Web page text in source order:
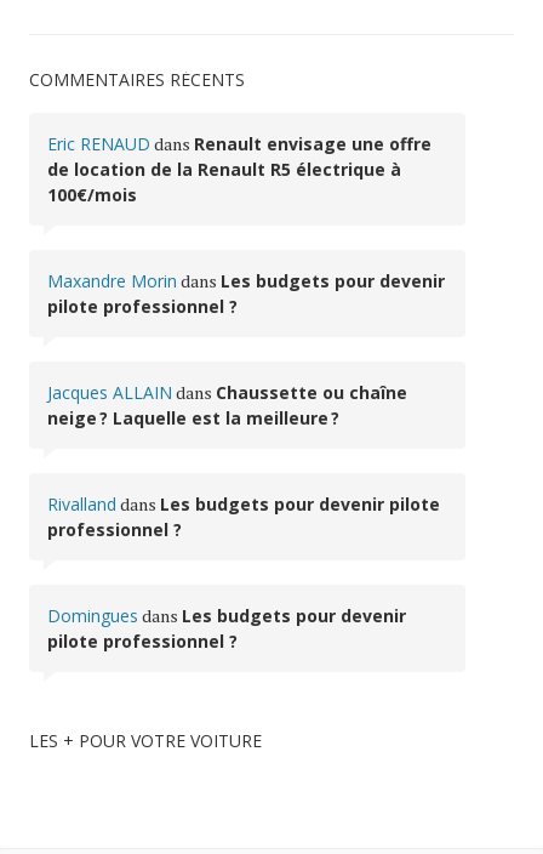
COMMENTAIRES RÉCENTS
Eric RENAUD dans Renault envisage une offre
de location de la Renault R5 électrique à
100€/mois
Maxandre Morin dans Les budgets pour devenir
pilote professionnel ?
Jacques ALLAIN dans Chaussette ou chaîne
neige ? Laquelle est la meilleure ?
Rivalland dans Les budgets pour devenir pilote
professionnel ?
Domingues dans Les budgets pour devenir
pilote professionnel ?
LES + POUR VOTRE VOITURE